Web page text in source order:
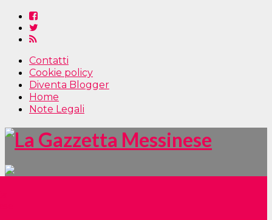
Contatti
Cookie policy
Diventa Blogger
Home
Note Legali